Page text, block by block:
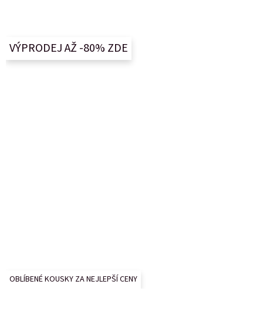
VÝPRODEJ AŽ -80% ZDE
OBLÍBENÉ KOUSKY ZA NEJLEPŠÍ CENY